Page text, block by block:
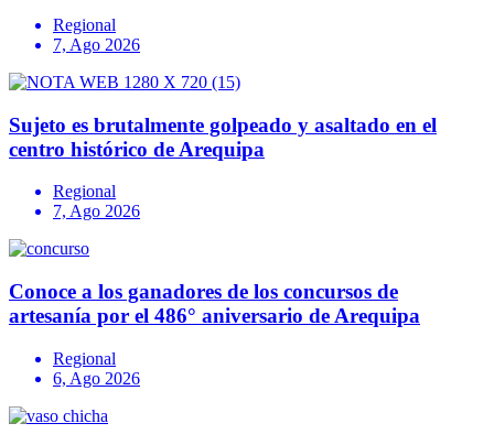
Regional
7, Ago 2026
Sujeto es brutalmente golpeado y asaltado en el
centro histórico de Arequipa
Regional
7, Ago 2026
Conoce a los ganadores de los concursos de
artesanía por el 486° aniversario de Arequipa
Regional
6, Ago 2026